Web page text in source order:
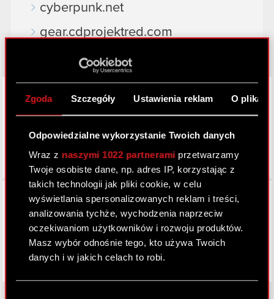
Zgoda Szczegóły Ustawienia reklam O
Odpowiedzialne wykorzystanie Twoich danych
Wraz z naszymi 1022 partnerami przetwarzamy
Twoje osobiste dane, np. adres IP, korzystając z
takich technologii jak pliki cookie, w celu
wyświetlania spersonalizowanych reklam i treści,
analizowania tychże, wychodzenia naprzeciw
oczekiwaniom użytkowników i rozwoju produktów.
Masz wybór odnośnie tego, kto używa Twoich
danych i w jakich celach to robi.
cyberpunk.net
gear.cdprojektred.com
LinkedIn
Facebook